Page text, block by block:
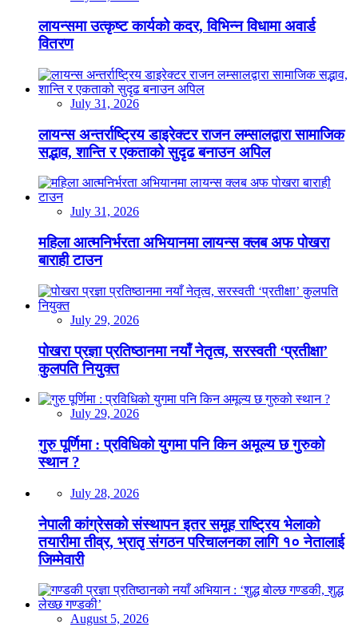
लायन्समा उत्कृष्ट कार्यको कदर, विभिन्न विधामा अवार्ड
वितरण
July 31, 2026
लायन्स अन्तर्राष्ट्रिय डाइरेक्टर राजन लम्सालद्वारा सामाजिक
सद्भाव, शान्ति र एकताको सुदृढ बनाउन अपिल
July 31, 2026
महिला आत्मनिर्भरता अभियानमा लायन्स क्लब अफ पोखरा
बाराही टाउन
July 29, 2026
पोखरा प्रज्ञा प्रतिष्ठानमा नयाँ नेतृत्व, सरस्वती ‘प्रतीक्षा’
कुलपति नियुक्त
July 29, 2026
गुरु पूर्णिमा : प्रविधिको युगमा पनि किन अमूल्य छ गुरुको
स्थान ?
July 28, 2026
नेपाली कांग्रेसको संस्थापन इतर समूह राष्ट्रिय भेलाको
तयारीमा तीव्र, भ्रातृ संगठन परिचालनका लागि १० नेतालाई
जिम्मेवारी
August 5, 2026